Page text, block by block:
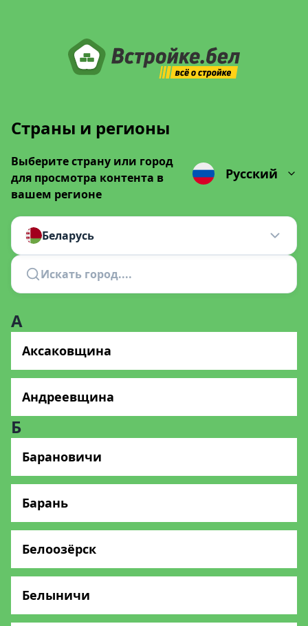
Страны и регионы
Выберите страну или город
для просмотра контента в
вашем регионе
Русский
Беларусь
А
Аксаковщина
Андреевщина
Б
Барановичи
Барань
Белоозёрск
Белыничи